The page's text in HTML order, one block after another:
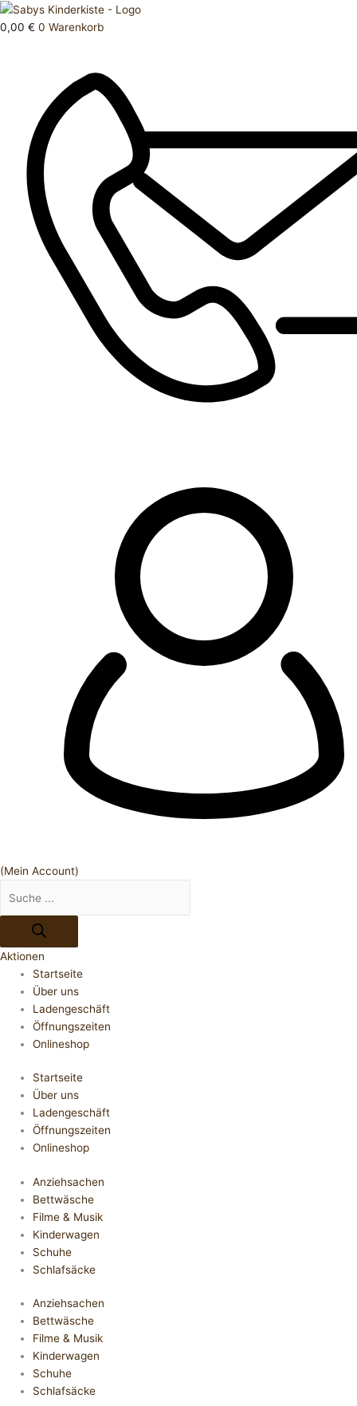
Zum
Inhalt
0,00 € 0 Warenkorb
(Mein Account)
Products
search
Aktionen
Startseite
Über uns
Ladengeschäft
Öffnungszeiten
Onlineshop
Startseite
Über uns
Ladengeschäft
Öffnungszeiten
Onlineshop
Anziehsachen
Bettwäsche
Filme & Musik
Kinderwagen
Schuhe
Schlafsäcke
Anziehsachen
Bettwäsche
Filme & Musik
Kinderwagen
Schuhe
Schlafsäcke
Unterhemd
Menge